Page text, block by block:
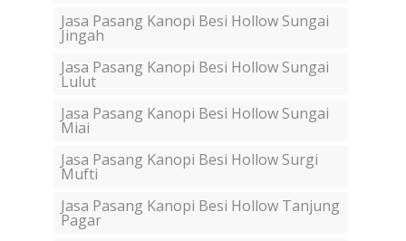
Jasa Pasang Kanopi Besi Hollow Sungai
Jingah
Jasa Pasang Kanopi Besi Hollow Sungai
Lulut
Jasa Pasang Kanopi Besi Hollow Sungai
Miai
Jasa Pasang Kanopi Besi Hollow Surgi
Mufti
Jasa Pasang Kanopi Besi Hollow Tanjung
Pagar